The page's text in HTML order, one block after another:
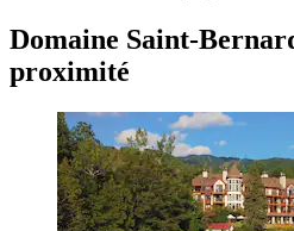
Domaine Saint-
proximité